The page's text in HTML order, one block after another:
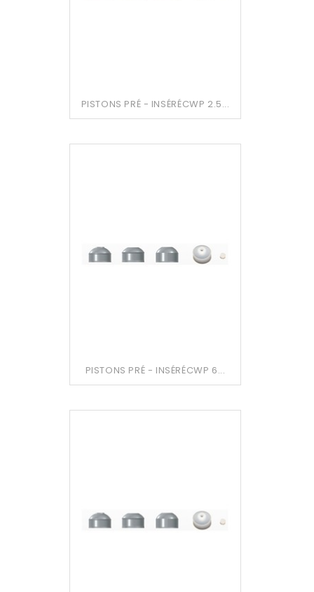
PISTONS PRÉ - INSÉRÉCWP 2.5...
PISTONS PRÉ - INSÉRÉCWP 6...